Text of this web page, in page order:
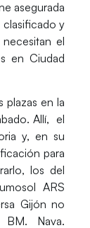
asegurada
y
el
en Ciudad
plazas en la
Allí, el
y, en su
para
los del
ARS
Gijónno
BM. Nava.